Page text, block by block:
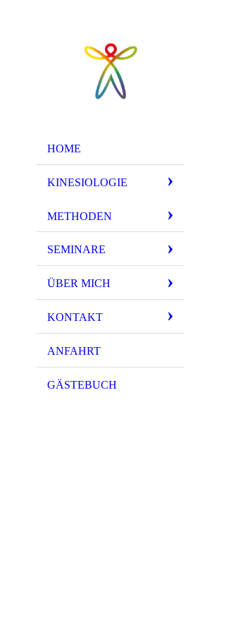
HOME
KINESIOLOGIE
METHODEN
SEMINARE
ÜBER MICH
KONTAKT
ANFAHRT
GÄSTEBUCH